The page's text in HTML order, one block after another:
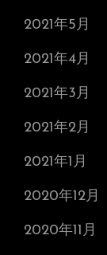
2021年5月
2021年4月
2021年3月
2021年2月
2021年1月
2020年12月
2020年11月